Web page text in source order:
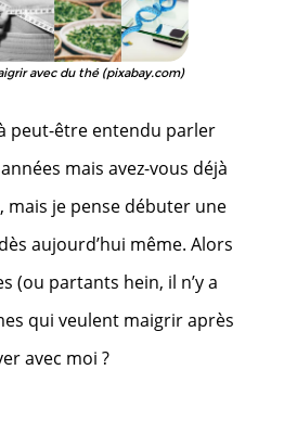
avec du thé (pixabay.com)
peut-être entendu parler
mais avez-vous déjà
mais je pense débuter une
aujourd’hui même. Alors
(ou partants hein, il n’y a
qui veulent maigrir après
avec moi ?